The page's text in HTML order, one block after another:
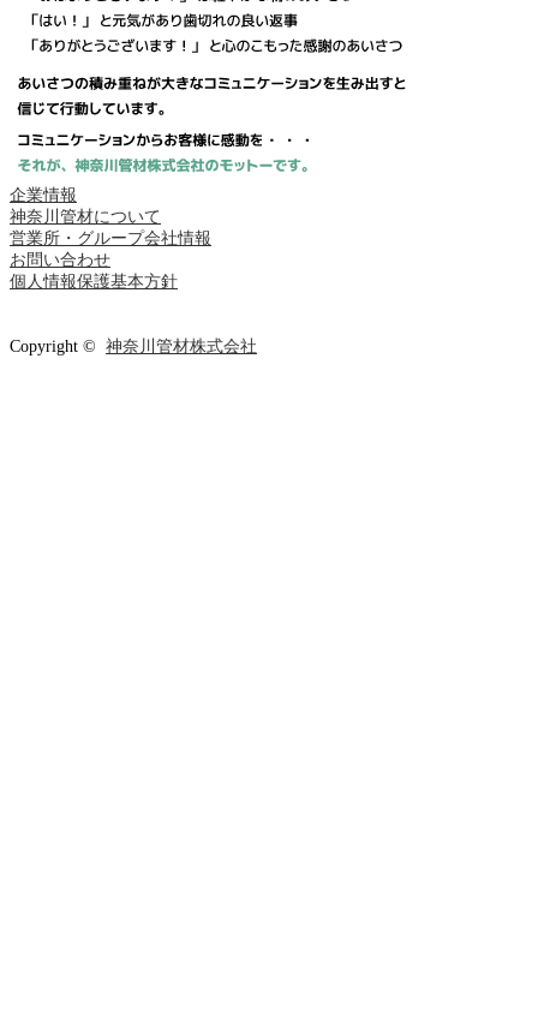
企業情報
神奈川管材について
営業所・グループ会社情報
お問い合わせ
個人情報保護基本方針
Copyright © 神奈川管材株式会社